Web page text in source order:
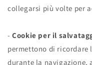
collegarsi più volte per
-Cookie per il
permettono di ricordare
durante la navigazione,